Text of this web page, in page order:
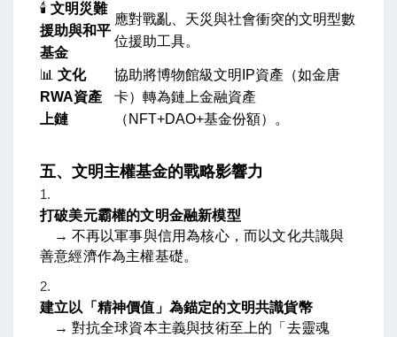
🕯️ 文明災難
援助與和平
基金
應對戰亂、天災與社會衝突的文明型數
位援助工具。
📊 文化
RWA資產
上鏈
協助將博物館級文明IP資產（如金唐
卡）轉為鏈上金融資產
（NFT+DAO+基金份額）。
五、文明主權基金的戰略影響力
打破美元霸權的文明金融新模型
→ 不再以軍事與信用為核心，而以文化共識與
善意經濟作為主權基礎。
建立以「精神價值」為錨定的文明共識貨幣
→ 對抗全球資本主義與技術至上的「去靈魂